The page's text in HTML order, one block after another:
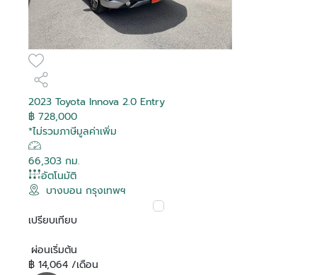
2023 Toyota Innova 2.0 Entry
฿ 728,000
*ไม่รวมภาษีมูลค่าเพิ่ม
66,303 กม.
อัตโนมัติ
บางบอน กรุงเทพฯ
เปรียบเทียบ
ผ่อนเริ่มต้น
฿ 14,064 /เดือน